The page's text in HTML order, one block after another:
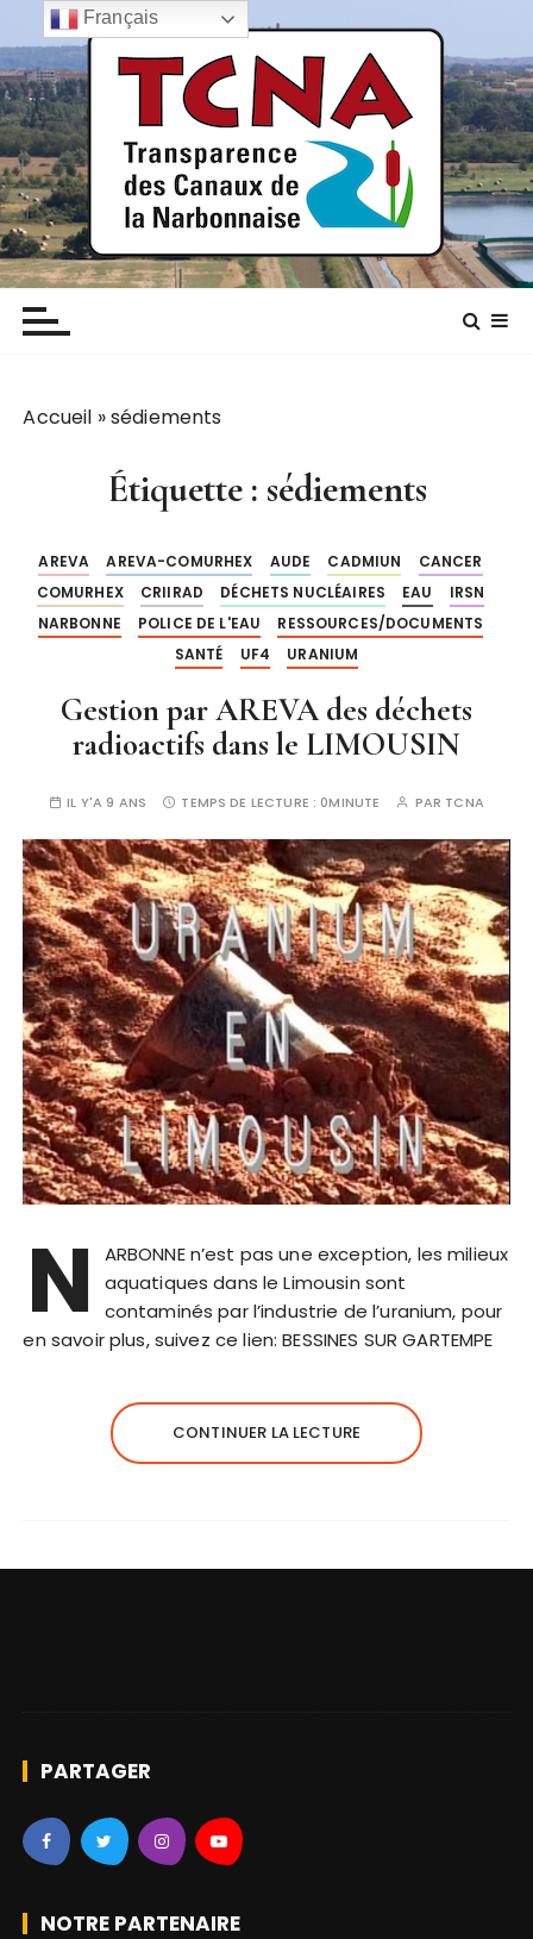
a
s
s
e
r
a
u
c
o TCNA NARBONNE
Transparence des canaux de la narbonnaise
Accueil »sédiements
Étiquette : sédiements
AREVA AREVA-COMURHEX AUDE CADMIUN
CANCER
COMURHEX
CRIIRAD DÉCHETS NUCLÉAIRES EAU
IRSN
NARBONNE
POLICE DE L'EAU
RESSOURCES/DOCUMENTS
SANTÉ
UF4 URANIUM
Gestion par AREVA des déchets
radioactifs dans le LIMOUSIN
IL Y'A 9 ANS TEMPS DE LECTURE : 0MINUTE PAR TCNA
N
ARBONNE n’est pas une exception, les milieux
aquatiques dans le Limousin sont
contaminés par l’industrie de l’uranium, pour
en savoir plus, suivez ce lien: BESSINES SUR GARTEMPE
CONTINUER LA LECTURE
PARTAGER
NOTRE PARTENAIRE
Français